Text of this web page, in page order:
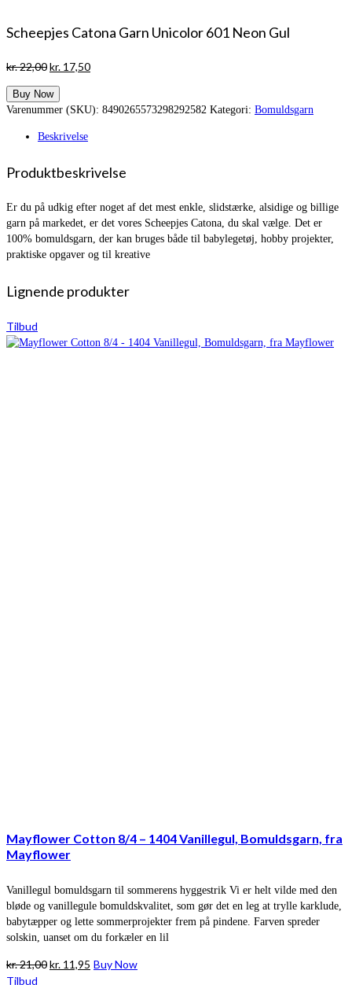
Scheepjes Catona Garn Unicolor 601 Neon Gul
kr.22,00Den
pris
var:
kr. 17,50Den
er:
Buy Now
Varenummer (SKU): 8490265573298292582 Kategori: Bomuldsgarn
Beskrivelse
Produktbeskrivelse
Er du på udkig efter noget af det mest enkle, slidstærke, alsidige og billige
garn på markedet, er det vores Scheepjes Catona, du skal vælge. Det er
100% bomuldsgarn, der kan bruges både til babylegetøj, hobby projekter,
praktiske opgaver og til kreative
Lignende produkter
Tilbud
Mayflower Cotton 8/4 – 1404 Vanillegul, Bomuldsgarn, fra
Mayflower
Vanillegul bomuldsgarn til sommerens hyggestrik Vi er helt vilde med den
bløde og vanillegule bomuldskvalitet, som gør det en leg at trylle karklude,
babytæpper og lette sommerprojekter frem på pindene. Farven spreder
solskin, uanset om du forkæler en lil
kr.21,00Den
kr. 11,95 Den
Buy Now
Tilbud